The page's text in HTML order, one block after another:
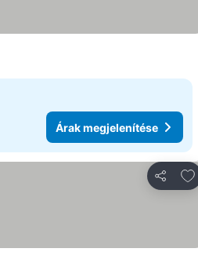
Árak megjelenítése